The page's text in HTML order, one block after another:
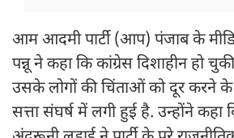
आम आदमी पार्टी (आप) पंजाब के
पन्नू ने कहा कि कांग्रेस दिशाहीन हो
उसके लोगों की चिंताओं को दूर करने
सत्ता संघर्ष में लगी हुई है. उन्होंने कहा